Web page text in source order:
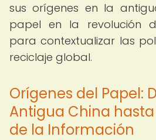
sus orígenes en la
papel en la revolución
para contextualizar las
reciclaje global.
Orígenes del Papel:
Antigua China
de la Información